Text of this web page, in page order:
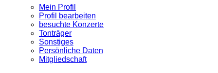
Mein Profil
Profil bearbeiten
besuchte Konzerte
Tonträger
Sonstiges
Persönliche Daten
Mitgliedschaft